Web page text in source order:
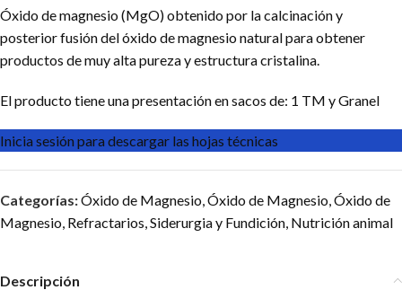
Óxido de magnesio (MgO) obtenido por la calcinación y
posterior fusión del óxido de magnesio natural para obtener
productos de muy alta pureza y estructura cristalina.
El producto tiene una presentación en sacos de: 1 TM y Granel
Inicia sesión para descargar las hojas técnicas
Categorías:Óxido de Magnesio Óxido de Magnesio Óxido de
Magnesio Refractarios Siderurgia y Fundición Nutrición animal
Descripción